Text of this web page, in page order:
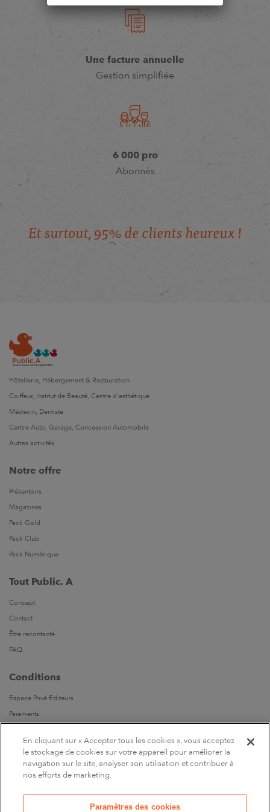
Une facture annuelle
Gestion simplifiée
6 000 pro
Abonnés
Et surtout, 95% de clients heureux !
Hôtellerie, Hébergement & Restauration
Coiffeur, Institut de Beauté, Centre d'esthétique
Médecin, Dentiste
Centre Auto, Garage, Concession Automobile
Autres activités
Notre offre
Présentoirs
Magazines
Pack Gold
Pack Club
Pack Numérique
Tout Public. A
Concept
Contact
Être recontacté
FAQ
Conditions
Espace Privé Editeurs
Paiements
Parrainages
Suivez-nous
En cliquant sur « Accepter tous les cookies », vous acceptez
le stockage de cookies sur votre appareil pour améliorer la
navigation sur le site, analyser son utilisation et contribuer à
nos efforts de marketing.
Paramètres des cookies